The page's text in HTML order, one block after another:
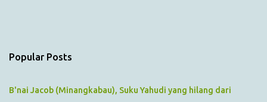
s
Popular Posts
B'nai Jacob (Minangkabau), Suku Yahudi yang hilang dari